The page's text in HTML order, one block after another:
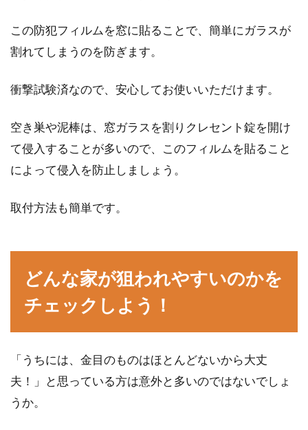
この防犯フィルムを窓に貼ることで、簡単にガラスが
割れてしまうのを防ぎます。
衝撃試験済なので、安心してお使いいただけます。
空き巣や泥棒は、窓ガラスを割りクレセント錠を開け
て侵入することが多いので、このフィルムを貼ること
によって侵入を防止しましょう。
取付方法も簡単です。
どんな家が狙われやすいのかを
チェックしよう！
「うちには、金目のものはほとんどないから大丈
夫！」と思っている方は意外と多いのではないでしょ
うか。